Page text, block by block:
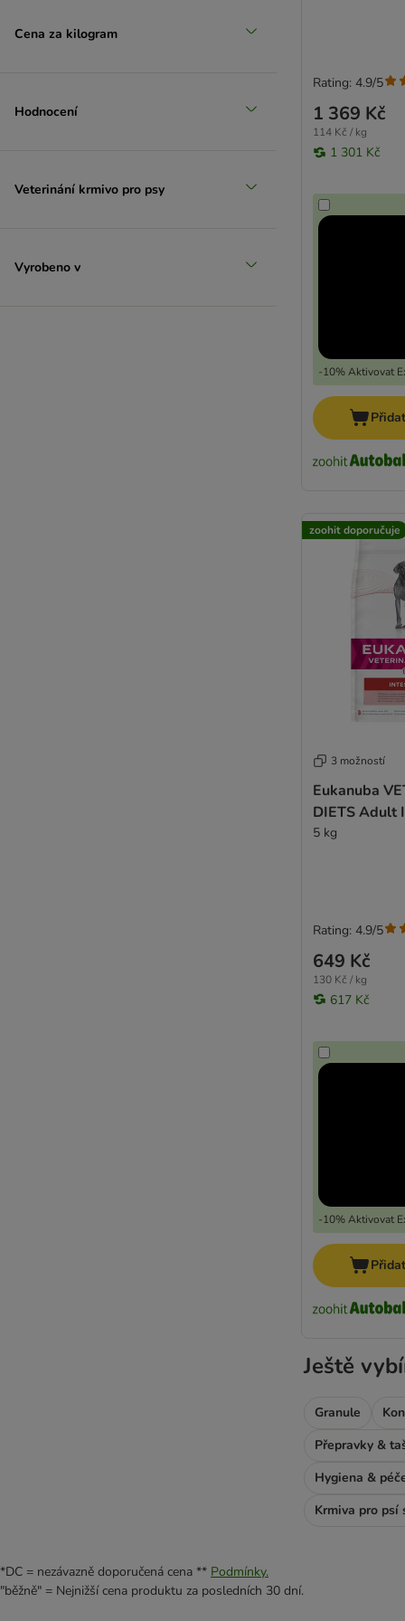
Greenwoods
James Wellbeloved
JULIUS-K9
Cena za kilogram
Hodnocení
Veterinání krmivo pro psy
Vyrobeno v
1 369 Kč
114 Kč / kg
1 301 Kč
-10% Aktivovat
Rating: 4.9/5
zoohit doporučuje
3 možností
Eukanuba
DIETS
5 kg
649 Kč
130 Kč / kg
617 Kč
-10% Aktivovat
Rating: 4.9/5
Ještě
Granule
Přepravky &
Hygiena &
Krmiva pro psí
*DC = nezávazně doporučená cena ** Podmínky.
"běžně" = Nejnižší cena produktu za posledních 30 dní.